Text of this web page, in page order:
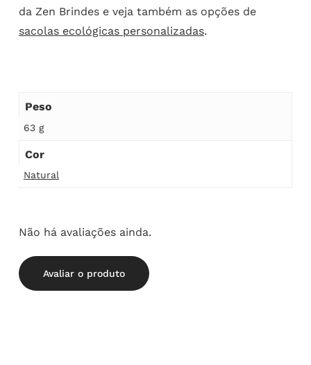
da Zen Brindes e veja também as opções de
sacolas ecológicas personalizadas.
Peso
63 g
Cor
Natural
Não há avaliações ainda.
Avaliar o produto